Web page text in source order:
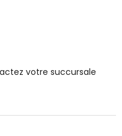
votre succursale